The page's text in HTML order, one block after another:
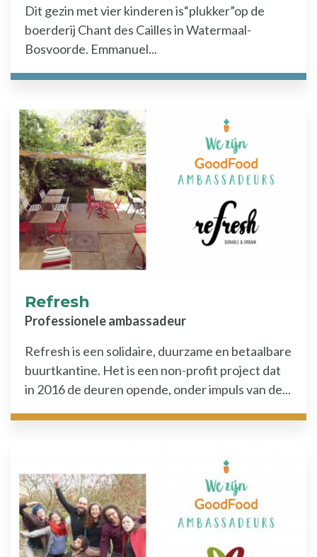
Dit gezin met vier kinderen is“plukker”op de
boerderij Chant des Cailles in Watermaal-
Bosvoorde. Emmanuel...
Refresh
Professionele ambassadeur
Refresh is een solidaire, duurzame en betaalbare
buurtkantine. Het is een non-profit project dat
in 2016 de deuren opende, onder impuls van de...